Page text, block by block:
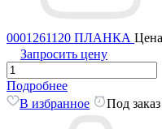
0001261120 ПЛАНКА
Запросить цену
Подробнее
В избранное
Под заказ